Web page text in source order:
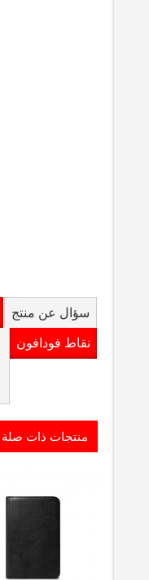
سؤال عن منتج
نقاط فودافون
منتجات ذات صلة